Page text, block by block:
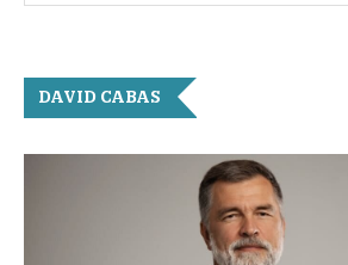
DAVID CABAS